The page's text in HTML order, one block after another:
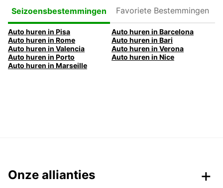
Seizoensbestemmingen
Bestemmingen
Auto huren in Pisa
Auto huren in Barcelona
Auto huren in Rome
Auto huren in Bari
Auto huren in Valencia
Auto huren in Verona
Auto huren in Porto
Auto huren in Nice
Auto huren in Marseille
Onze allianties